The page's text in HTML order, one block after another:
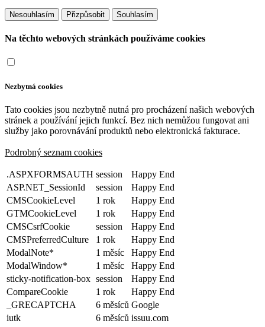
Přizpůsobit
Na těchto webových stránkách používáme cookies
Nezbytná cookies
Tato cookies jsou nezbytně nutná pro procházení našich webových
stránek a používání jejich funkcí. Bez nich nemůžou fungovat ani
služby jako porovnávání produktů nebo elektronická fakturace.
Podrobný seznam cookies
.ASPXFORMSAUTH session
Happy End
ASP.NET_SessionId
session
Happy End
CMSCookieLevel
1 rok
Happy End
GTMCookieLevel
1 rok
Happy End
CMSCsrfCookie
session
Happy End
CMSPreferredCulture
1 rok
Happy End
ModalNote*
1 měsíc
Happy End
ModalWindow*
1 měsíc
Happy End
sticky-notification-box session
Happy End
CompareCookie
1 rok
Happy End
_GRECAPTCHA
6 měsíců Google
iutk
6 měsíců issuu.com